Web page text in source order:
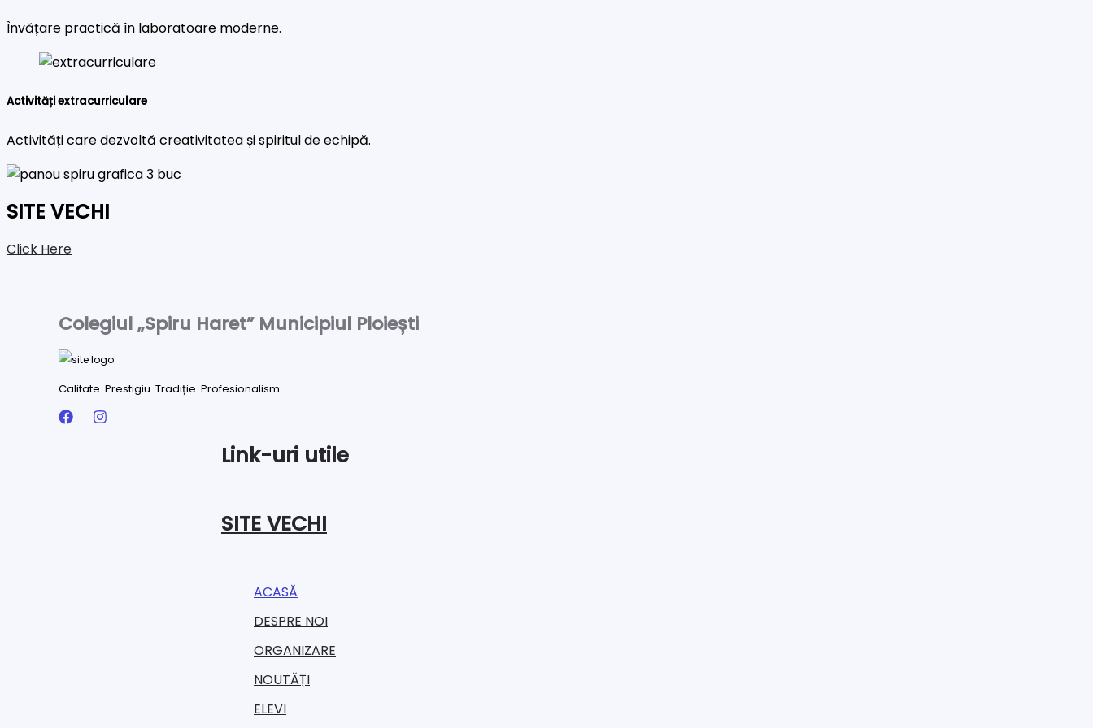
Învățare practică în laboratoare moderne.
Activități extracurriculare
Activități care dezvoltă creativitatea și spiritul de echipă.
SITE VECHI
Click Here
Colegiul „Spiru Haret” Municipiul Ploiești
Calitate. Prestigiu. Tradiție. Profesionalism.
Link-uri utile
SITE VECHI
ACASĂ
DESPRE NOI
ORGANIZARE​
NOUTĂȚI
ELEVI